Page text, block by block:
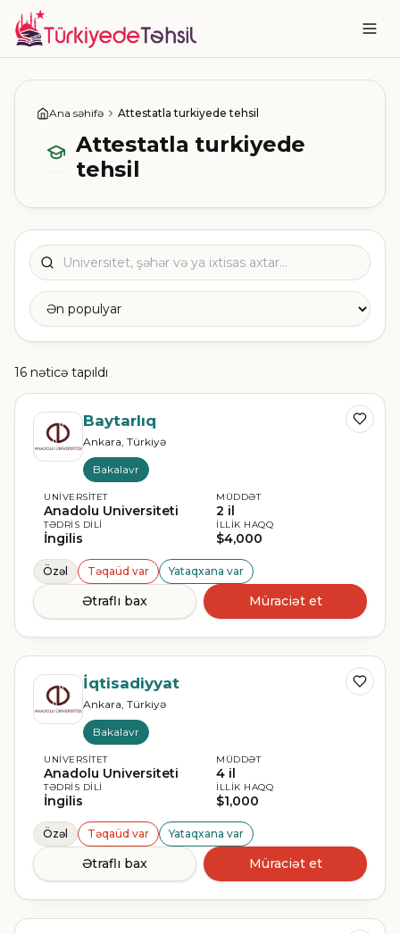
Ana səhifə Attestatla turkiyede tehsil
Attestatla turkiyede
tehsil
16 nəticə tapıldı
Baytarlıq
Ankara, Türkiyə
Bakalavr
UNIVERSITET
Anadolu Universiteti
TƏDRIS DILI
İngilis
MÜDDƏT
2 il
İLLIK HAQQ
$4,000
Özəl Təqaüd var Yataqxana var
Ətraflı bax Müraciət et
İqtisadiyyat
Ankara, Türkiyə
Bakalavr
UNIVERSITET
Anadolu Universiteti
TƏDRIS DILI
İngilis
MÜDDƏT
4 il
İLLIK HAQQ
$1,000
Özəl Təqaüd var Yataqxana var
Ətraflı bax Müraciət et